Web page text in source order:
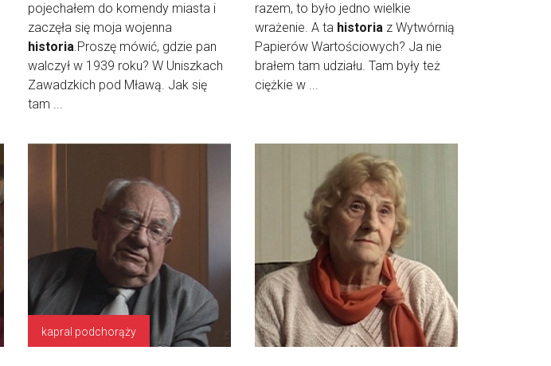
pojechałem do komendy miasta i
zaczęła się moja wojenna
historia.Proszę mówić, gdzie pan
walczył w 1939 roku? W Uniszkach
Zawadzkich pod Mławą. Jak się
tam ...
razem, to było jedno wielkie
wrażenie. A ta historia z Wytwórnią
Papierów Wartościowych? Ja nie
brałem tam udziału. Tam były też
ciężkie w ...
kapral podchorąży